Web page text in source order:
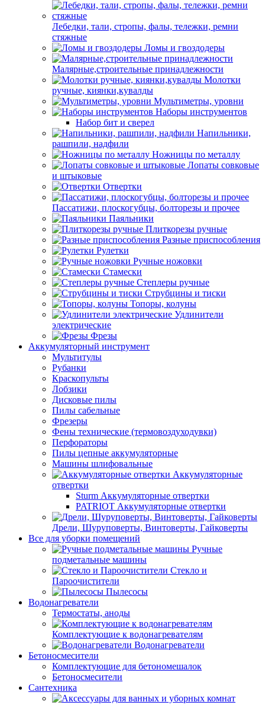
Лебедки, тали, стропы, фалы, тележки, ремни
стяжные
Ломы и гвоздодеры
Малярные,строительные принадлежности
Молотки
ручные, киянки,кувалды
Мультиметры, уровни
Наборы инструментов
Набор бит и сверел
Напильники,
рашпили, надфили
Ножницы по металлу
Лопаты совковые
и штыковые
Отвертки
Пассатижи, плоскогубцы, болторезы и прочее
Паяльники
Плиткорезы ручные
Разные приспособления
Рулетки
Ручные ножовки
Стамески
Степлеры ручные
Струбцины и тиски
Топоры, колуны
Удлинители
электрические
Фрезы
Аккумуляторный инструмент
Мультитулы
Рубанки
Краскопульты
Лобзики
Дисковые пилы
Пилы сабельные
Фрезеры
Фены технические (термовоздуходувки)
Перфораторы
Пилы цепные аккумуляторные
Машины шлифовальные
Аккумуляторные
отвертки
Sturm Аккумуляторные отвертки
PATRIOT Аккумуляторные отвертки
Дрели, Шуруповерты, Винтоверты, Гайковерты
Все для уборки помещений
Ручные
подметальные машины
Стекло и
Пароочистители
Пылесосы
Водонагреватели
Термостаты, аноды
Комплектующие к водонагревателям
Водонагреватели
Бетоносмесители
Комплектующие для бетономешалок
Бетоносмесители
Сантехника